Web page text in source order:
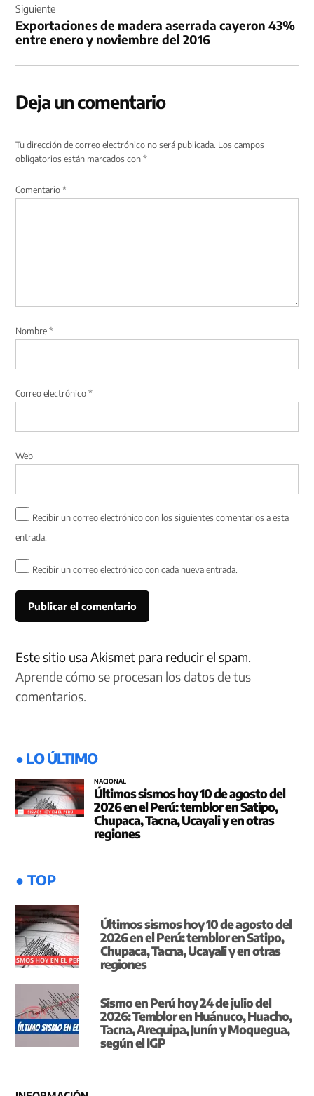
Siguiente
Exportaciones de madera aserrada cayeron 43%
entre enero y noviembre del 2016
Deja un comentario
Tu dirección de correo electrónico no será publicada. Los campos
obligatorios están marcados con*
Comentario*
Nombre*
Correo electrónico*
Web
Recibir un correo electrónico con los siguientes comentarios a esta
entrada.
Recibir un correo electrónico con cada nueva entrada.
Este sitio usa Akismet para reducir el spam.
Aprende cómo se procesan los datos de tus
comentarios.
● LO ÚLTIMO
NACIONAL
Últimos sismos hoy 10 de agosto del
2026 en el Perú: temblor en Satipo,
Chupaca, Tacna, Ucayali y en otras
regiones
● TOP
Últimos sismos hoy 10 de agosto del
2026 en el Perú: temblor en Satipo,
Chupaca, Tacna, Ucayali y en otras
regiones
Sismo en Perú hoy 24 de julio del
2026: Temblor en Huánuco, Huacho,
Tacna, Arequipa, Junín y Moquegua,
según el IGP